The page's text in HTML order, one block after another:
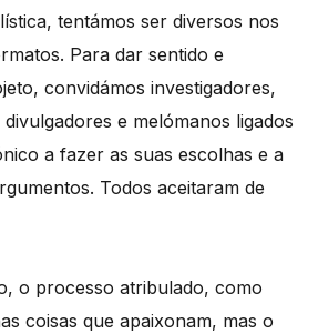
tentámos ser diversos nos
Para dar sentido e
convidámos investigadores,
e melómanos ligados
a fazer as suas escolhas e a
Todos aceitaram de
o processo atribulado, como
coisas que apaixonam, mas o